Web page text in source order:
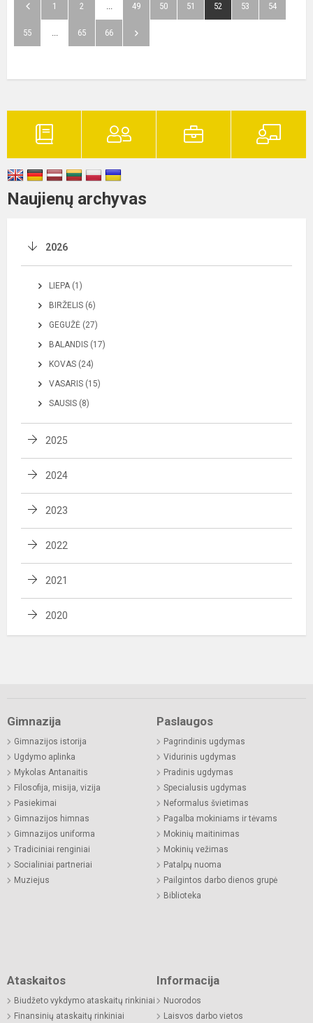
1 2 ... 49 50 51 52 53 54
55 ... 65 66
Naujienų archyvas
2026
LIEPA (1)
BIRŽELIS (6)
GEGUŽĖ (27)
BALANDIS (17)
KOVAS (24)
VASARIS (15)
SAUSIS (8)
2025
2024
2023
2022
2021
2020
Gimnazija
Gimnazijos istorija
Ugdymo aplinka
Mykolas Antanaitis
Filosofija, misija, vizija
Pasiekimai
Gimnazijos himnas
Gimnazijos uniforma
Tradiciniai renginiai
Socialiniai partneriai
Muziejus
Paslaugos
Pagrindinis ugdymas
Vidurinis ugdymas
Pradinis ugdymas
Specialusis ugdymas
Neformalus švietimas
Pagalba mokiniams ir tėvams
Mokinių maitinimas
Mokinių vežimas
Patalpų nuoma
Pailgintos darbo dienos grupė
Biblioteka
Ataskaitos
Biudžeto vykdymo ataskaitų rinkiniai
Finansinių ataskaitų rinkiniai
Informacija
Nuorodos
Laisvos darbo vietos